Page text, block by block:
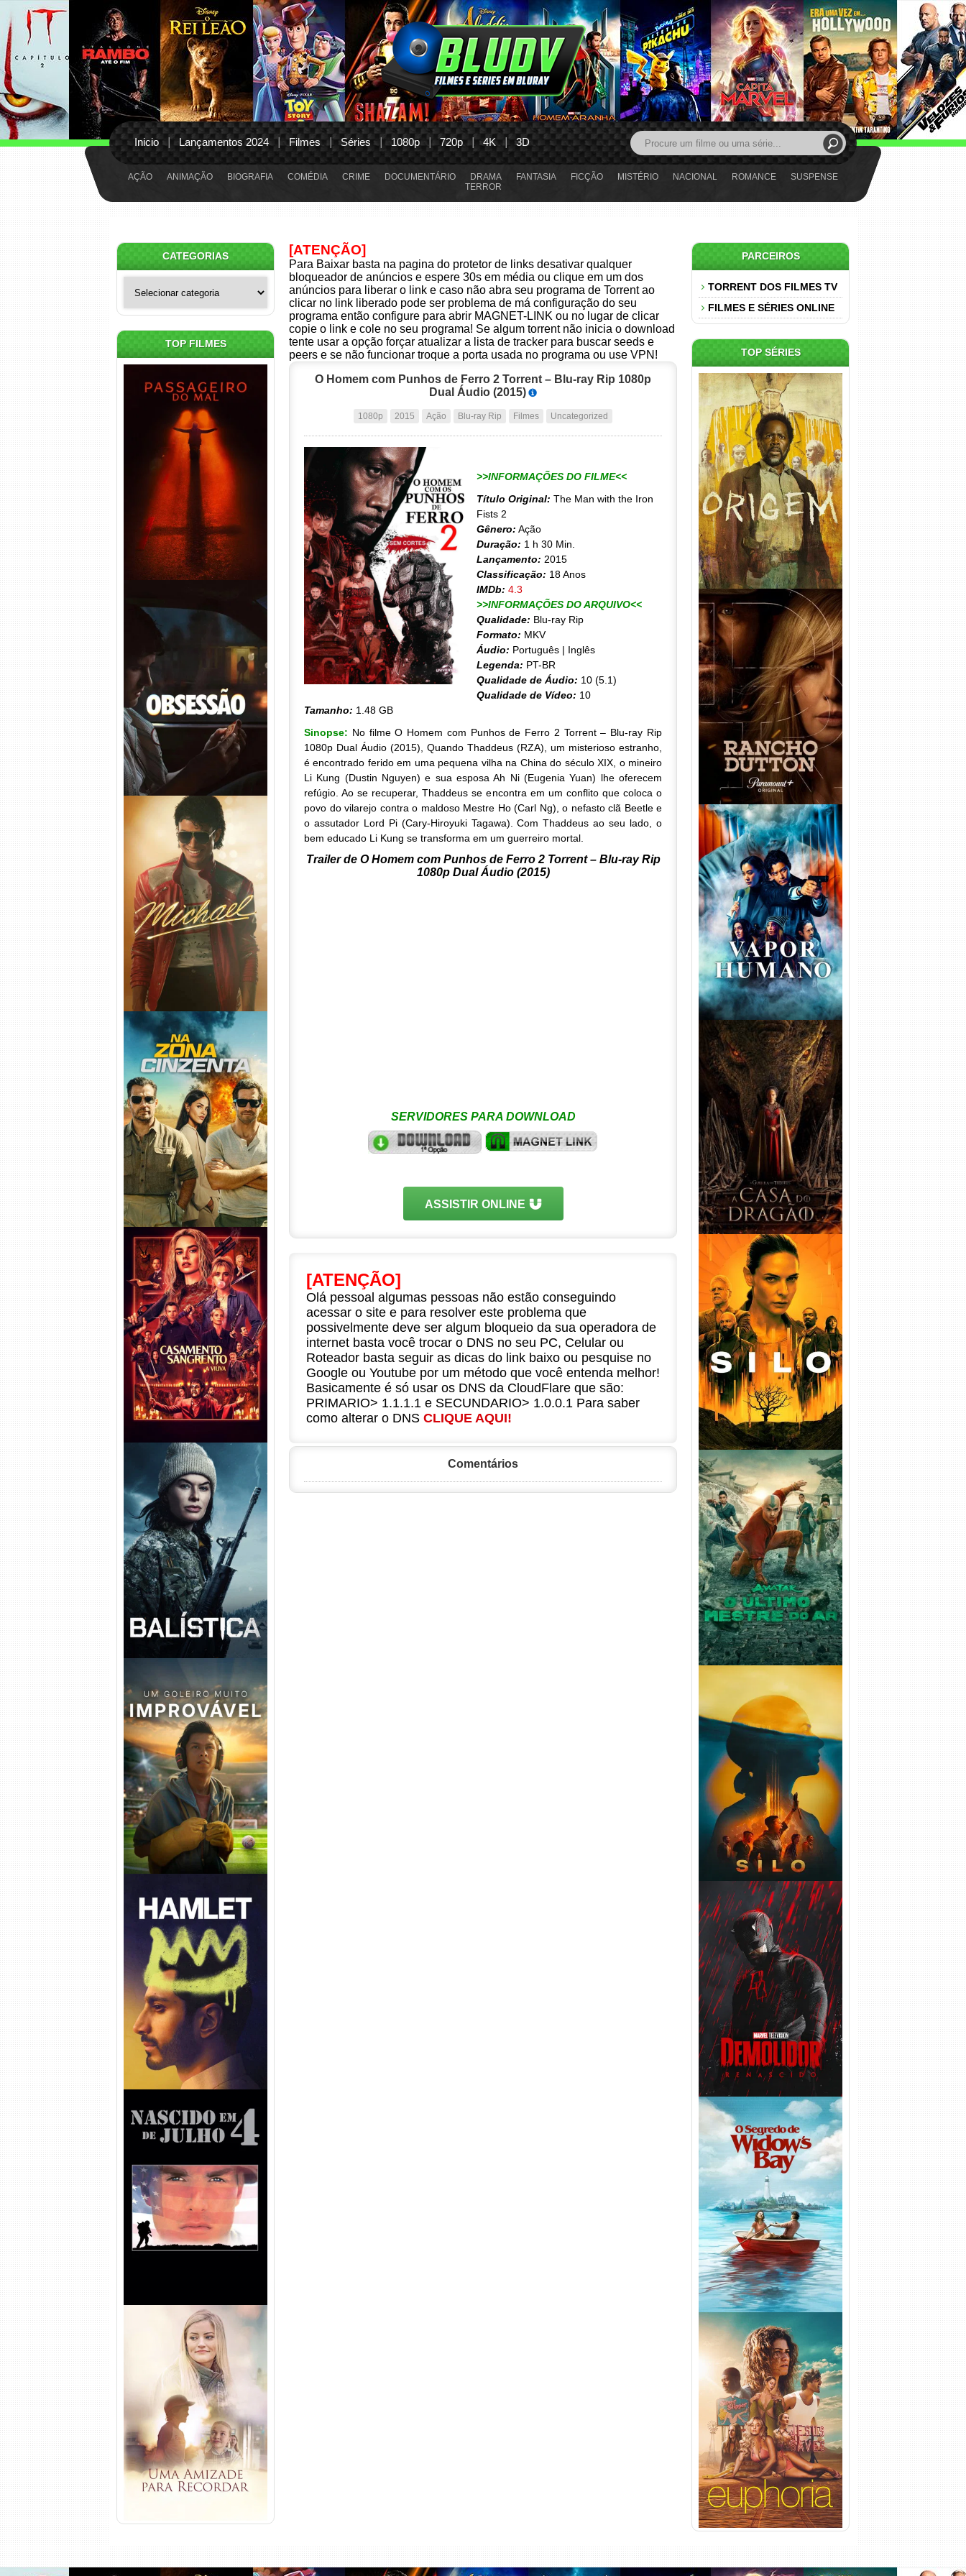
Inicio Lançamentos 2024 Filmes Séries 1080p 720p 4K 3D
AÇÃO ANIMAÇÃO BIOGRAFIA COMÉDIA CRIME DOCUMENTÁRIO DRAMA FANTASIA FICÇÃO MISTÉRIO NACIONAL ROMANCE
SUSPENSE
TERROR
[ATENÇÃO]
Para Baixar basta na pagina do protetor de links desativar qualquer
bloqueador de anúncios e espere 30s em média ou clique em um dos
anúncios para liberar o link e caso não abra seu programa de Torrent ao
clicar no link liberado pode ser problema de má configuração do seu
programa então configure para abrir MAGNET-LINK ou no lugar de clicar
copie o link e cole no seu programa! Se algum torrent não inicia o download
tente usar a opção forçar atualizar a lista de tracker para buscar seeds e
peers e se não funcionar troque a porta usada no programa ou use VPN!
O Homem com Punhos de Ferro 2 Torrent – Blu-ray Rip 1080p
Dual Áudio (2015)
1080p 2015 Ação Blu-ray Rip Filmes Uncategorized
>>INFORMAÇÕES DO FILME<<
Título Original: The Man with the Iron
Fists 2
Gênero: Ação
Duração: 1 h 30 Min.
Lançamento: 2015
Classificação: 18 Anos
IMDb: 4.3
>>INFORMAÇÕES DO ARQUIVO<<
Qualidade: Blu-ray Rip
Formato: MKV
Áudio: Português | Inglês
Legenda: PT-BR
Qualidade de Áudio: 10 (5.1)
Qualidade de Vídeo: 10
Tamanho: 1.48 GB
Sinopse: No filme O Homem com Punhos de Ferro 2 Torrent – Blu-ray Rip
1080p Dual Áudio (2015), Quando Thaddeus (RZA), um misterioso estranho,
é encontrado ferido em uma pequena vilha na China do século XIX, o mineiro
Li Kung (Dustin Nguyen) e sua esposa Ah Ni (Eugenia Yuan) lhe oferecem
refúgio. Ao se recuperar, Thaddeus se encontra em um conflito que coloca o
povo do vilarejo contra o maldoso Mestre Ho (Carl Ng), o nefasto clã Beetle e
o assutador Lord Pi (Cary-Hiroyuki Tagawa). Com Thaddeus ao seu lado, o
bem educado Li Kung se transforma em um guerreiro mortal.
Trailer de O Homem com Punhos de Ferro 2 Torrent – Blu-ray Rip
1080p Dual Áudio (2015)
SERVIDORES PARA DOWNLOAD
ASSISTIR ONLINE
[ATENÇÃO]
Olá pessoal algumas pessoas não estão conseguindo
acessar o site e para resolver este problema que
possivelmente deve ser algum bloqueio da sua operadora de
internet basta você trocar o DNS no seu PC, Celular ou
Roteador basta seguir as dicas do link baixo ou pesquise no
Google ou Youtube por um método que você entenda melhor!
Basicamente é só usar os DNS da CloudFlare que são:
PRIMARIO> 1.1.1.1 e SECUNDARIO> 1.0.0.1 Para saber
como alterar o DNS CLIQUE AQUI!
Comentários
CATEGORIAS
TOP FILMES
Passageiro do Mal Torrent
(2026) WEB-DL 1080p Dual
Áudio
Obsessão Torrent (2026)
WEB-DL 1080p/4K Dual
Áudio
Michael Torrent (2026) WEB-
DL 1080p/4K Dual Áudio
Na Zona Cinzenta Torrent
(2026) WEB-DL 1080p/4K
Dual Áudio
Casamento Sangrento: A
Viúva Torrent (2026) WEB-DL
720p/1080p/4K Dual Áudio
Balística Torrent (2025) WEB-
DL 1080p Dual Áudio
Um Goleiro Muito Improvável
Torrent (2026) WEB-DL 1080p
Dual Áudio
Hamlet Torrent (2026) WEB-
DL 1080p Dual Áudio
Nascido em 4 de Julho
Torrent (1989) WEB-DL 1080p
Dual Áudio
Uma Amizade para Recordar
Torrent (2025) WEB-DL 1080p
Dual Áudio
PARCEIROS
TORRENT DOS FILMES TV
FILMES E SÉRIES ONLINE
TOP SÉRIES
Origem 4ª Temporada Torrent
(2026) WEB-DL 1080p/4K
Dual Áudio
Rancho Dutton 1ª
Temporada Torrent (2026)
WEB-DL 1080p Dual Áudio
Vapor Humano 1ª Temporada
Torrent (2026) WEB-DL 1080p
Dual Áudio
A Casa do Dragão 1ª
Temporada Torrent (2022)
WEB-DL 720p/1080p Dual
Áudio
Silo 1ª Temporada Torrent
(2023) WEB-DL
720p/1080p/4K Dual Áudio
Avatar: O Último Mestre do
Ar 2ª Temporada Torrent
(2026) WEB-DL 1080p Dual
Áudio
Silo 2ª Temporada (2024)
WEB-DL 1080p Dual Áudio
Demolidor: Renascido 2ª
Temporada (2026) WEB-DL
1080p Dual Áudio
O Segredo de Widow’s Bay
1ª Temporada Torrent (2026)
WEB-DL 1080p Dual Áudio
Euphoria 3ª Temporada
Torrent (2026) WEB-DL 1080p
Dual Áudio